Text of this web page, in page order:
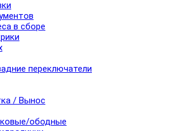
в сборе
переключатели
/ Вынос
ободные